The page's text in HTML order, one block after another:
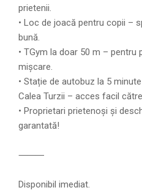
prietenii.
• Loc de joacă pentru copii –
bună.
• TGym la doar 50 m – pentru
mișcare.
• Stație de autobuz la 5
Calea Turzii – acces facil
• Proprietari prietenoși și
garantată!
⸻
Disponibil imediat.